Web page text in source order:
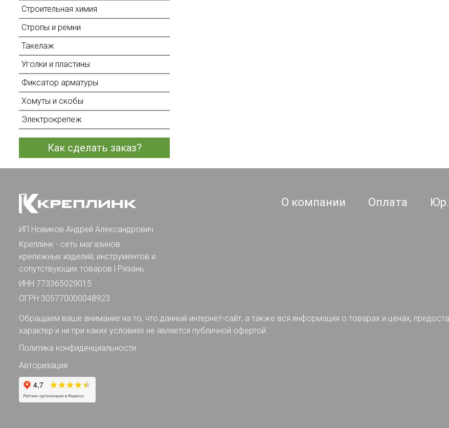
Строительная химия
Стропы и ремни
Такелаж
Уголки и пластины
Фиксатор арматуры
Хомуты и скобы
Электрокрепеж
Как сделать заказ?
ИП Новиков Андрей Александрович
Креплинк - сеть магазинов
крепежных изделий, инструментов и
сопутствующих товаров | Рязань
ИНН 773365029015
ОГРН 305770000048923
О компании Оплата
Обращаем ваше внимание на то, что данный интернет-сайт, а также вся информация о товарах и ценах,
характер и ни при каких условиях не является публичной офертой.
Политика конфиденциальности
Авторизация